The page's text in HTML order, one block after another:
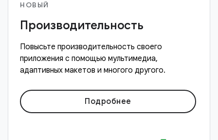
НОВЫЙ
Производительность
Повысьте производительность своего
приложения с помощью мультимедиа,
адаптивных макетов и многого другого.
Подробнее